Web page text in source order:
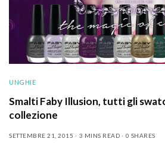
UNGHIE
Smalti Faby Illusion, tutti gli
collezione
SETTEMBRE 21, 2015 3 MINS READ 0 SHARES